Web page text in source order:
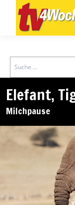
Search
Elefant,
Milchpause